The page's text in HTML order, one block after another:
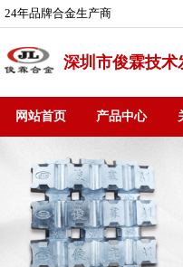
24年品牌合金生产商
深圳市俊霖技术
网站首页 产品中心